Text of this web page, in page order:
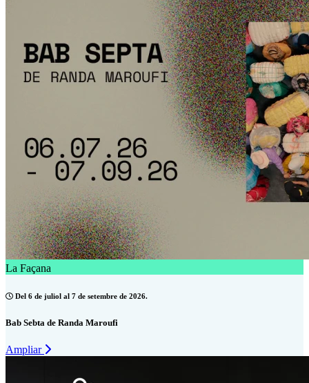
La Façana
Del 6 de juliol al 7 de setembre de 2026.
Bab Sebta de Randa Maroufi
Ampliar